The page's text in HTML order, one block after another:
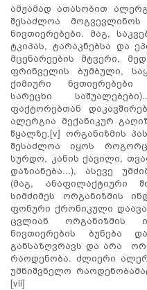
ამჟამად ათასობით
შესაძლოა
ნივთიერებები. მაგ,
ტკიპას, ტარაკნებსა და
მცენარეების მტვერი,
ფრინველის ბუმბული,
ქიმიური ნვთიერებები
სარეცხი
ფაქტორებთან
ალერგია მექანიკურ
წყალზე.[v] ორგანიზმის
შესაძლოა იყოს
სურდო, კანის ქავილი,
დაზიანება...), ასევე
(მაგ, ანაფილაქტიური
სიმძიმეს ორგანიზმის
ფონური ქრონიკული
ცვლიან ორგანიზმის
ნივთიერების ბუნება
განსაზღვრავს და არა
რაოდენობა. ძლიერი
უმნიშვნელო
[vii]